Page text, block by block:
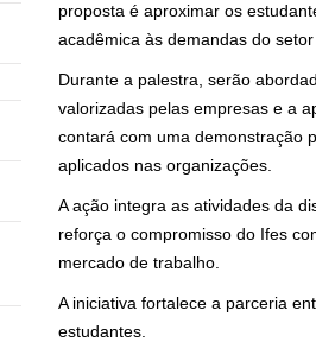
proposta é aproximar os
acadêmica às demandas do setor
Durante a palestra, serão
valorizadas pelas empresas e a
contará com uma demonstração
aplicados nas organizações.
A ação integra as atividades da
reforça o compromisso do Ifes
mercado de trabalho.
A iniciativa fortalece a parceria
estudantes.